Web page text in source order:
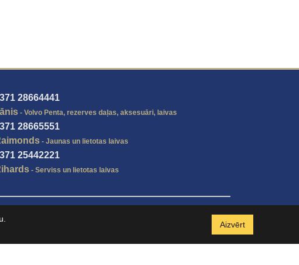
28664441
- Volvo Penta, rezerves daļas, aksesuāri, laivas
28665551
- Jaunas un lietotas laivas
25442221
- Serviss un lietotas laivas
Aizvērt